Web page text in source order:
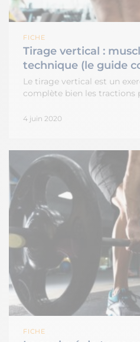
FICHE
Tirage vertical :
technique (le guide
Le tirage vertical est un
complète bien les tractions
4 juin 2020
FICHE